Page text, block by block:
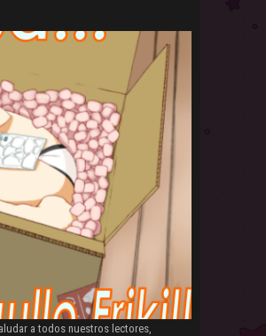
a todos nuestros lectores,